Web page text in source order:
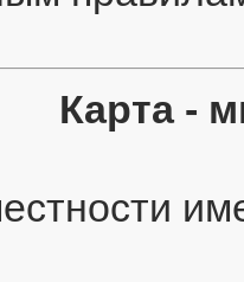
Карта -